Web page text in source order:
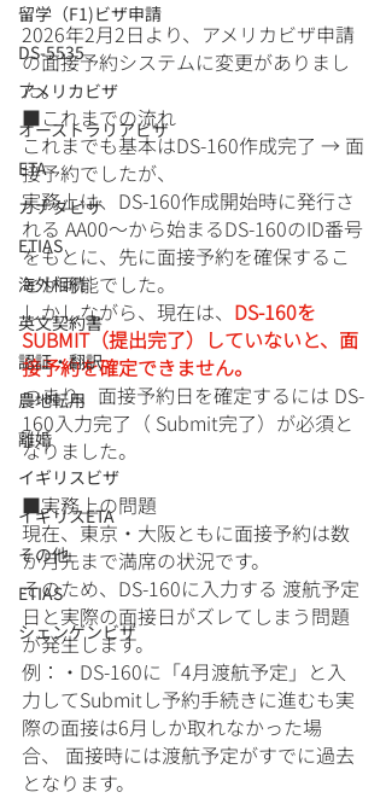
留学（F1)ビザ申請
DS-5535
アメリカビザ
オーストラリアビザ
ETA
カナダビザ
ETIAS
海外相続
英文契約書
認証・翻訳
農地転用
離婚
イギリスビザ
イギリスETA
その他
ETIAS
シェンゲンビザ
2026年2月2日より、アメリカビザ申請
の面接予約システムに変更がありまし
た。
■これまでの流れ
これまでも基本はDS-160作成完了 → 面
接予約でしたが、
実務上は、DS-160作成開始時に発行さ
れる AA00～から始まるDS-160のID番号
をもとに、先に面接予約を確保するこ
とが可能でした。
しかしながら、現在は、 DS-160を
SUBMIT（提出完了）していないと、面
接予約を確定できません。
つまり、面接予約日を確定するには DS-
160入力完了（ Submit完了）が必須と
なりました。
■実務上の問題
現在、東京・大阪ともに面接予約は数
か月先まで満席の状況です。
そのため、DS-160に入力する 渡航予定
日と実際の面接日がズレてしまう問題
が発生します。
例：・DS-160に「4月渡航予定」と入
力してSubmitし予約手続きに進むも実
際の面接は6月しか取れなかった場
合、 面接時には渡航予定がすでに過去
となります。